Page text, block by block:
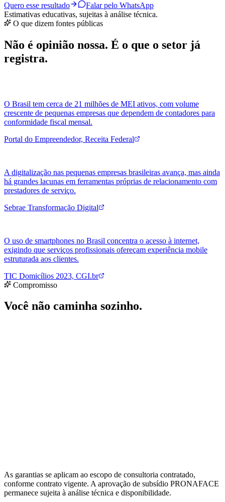
Quero esse resultado
Falar pelo WhatsApp
Estimativas educativas, sujeitas à análise técnica.
O que dizem fontes públicas
Não é opinião nossa. É o que o setor já
registra.
Compromisso
Você não caminha sozinho.
As garantias se aplicam ao escopo de consultoria contratado,
conforme contrato vigente. A aprovação de subsídio PRONAFACE
permanece sujeita à análise técnica e disponibilidade.